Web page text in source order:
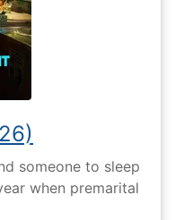
someone to sleep
when premarital